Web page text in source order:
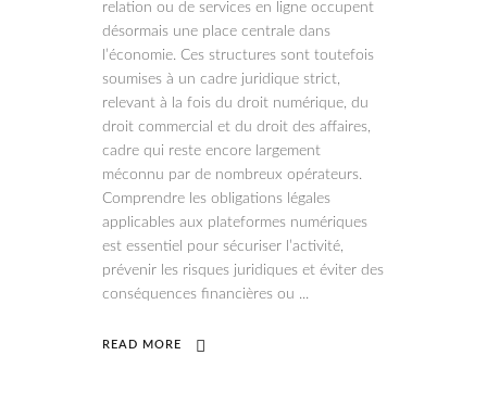
relation ou de services en ligne occupent
désormais une place centrale dans
l’économie. Ces structures sont toutefois
soumises à un cadre juridique strict,
relevant à la fois du droit numérique, du
droit commercial et du droit des affaires,
cadre qui reste encore largement
méconnu par de nombreux opérateurs.
Comprendre les obligations légales
applicables aux plateformes numériques
est essentiel pour sécuriser l’activité,
prévenir les risques juridiques et éviter des
conséquences financières ou
READ MORE